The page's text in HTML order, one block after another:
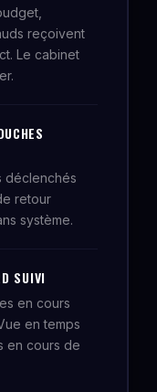
reçoivent
Le cabinet
déclenchés
retour
système.
SUIVI
en cours
en temps
en cours de